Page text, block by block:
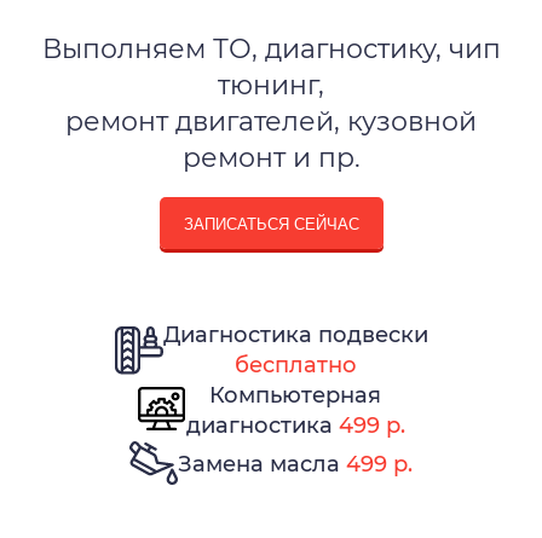
Выполняем ТО, диагностику, чип
тюнинг,
ремонт двигателей, кузовной
ремонт и пр.
ЗАПИСАТЬСЯ СЕЙЧАС
Диагностика подвески
бесплатно
Компьютерная
диагностика 499 р.
Замена масла 499 р.